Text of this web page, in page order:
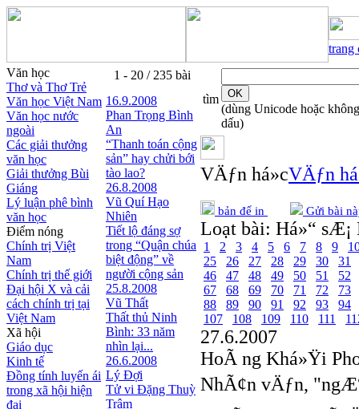
trang
Văn học
Thơ và Thơ Trẻ
Văn học Việt Nam
Văn học nước
ngoài
Các giải thưởng
văn học
Giải thưởng Bùi
Giáng
Lý luận phê bình
văn học
Điểm nóng
Chính trị Việt
Nam
Chính trị thế giới
Đại hội X và cải
cách chính trị tại
Việt Nam
Xã hội
Giáo dục
Kinh tế
Đồng tính luyến ái
trong xã hội hiện
đại
1 - 20 / 235 bài
16.9.2008
Phan Trọng Bình
An
“Thanh toán cộng
sản” hay chửi bới
tào lao?
26.8.2008
Vũ Quí Hạo
Nhiên
Tiết lộ đáng sợ
trong “Quận chúa
biệt động” về
người cộng sản
25.8.2008
Vũ Thất
Thất thủ Ninh
Bình: 33 năm
nhìn lại...
26.6.2008
Lý Đợi
Tử vi Đặng Thuỳ
Trâm
tìm
(dùng Unicode hoặc không
dấu)
VÄƒn há»cVÄƒn
bản để in Gửi bài
Loạt bài: Há»“ sÆ¡
1 2 3 4 5 6 7 8 9
25
26 27 28 29 30
31
46
47 48 49 50 51
52
67
68 69 70 71 72
73
88
89 90 91 92 93
94
107
108 109 110 111
27.6.2007
HoÃ ng Khá»Ÿi
NhÃ¢n vÄƒn,